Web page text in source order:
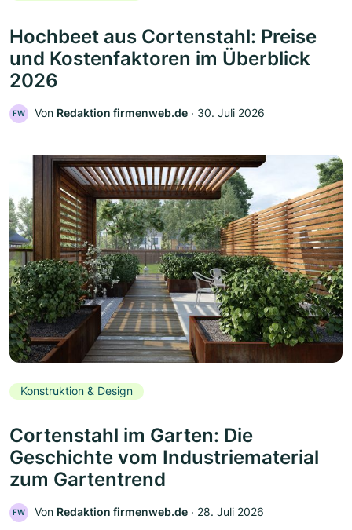
Hochbeet aus Cortenstahl: Preise
und Kostenfaktoren im Überblick
2026
FW Von Redaktion firmenweb.de ‧ 30. Juli 2026
Konstruktion & Design
Cortenstahl im Garten: Die
Geschichte vom Industriematerial
zum Gartentrend
FW Von Redaktion firmenweb.de ‧ 28. Juli 2026